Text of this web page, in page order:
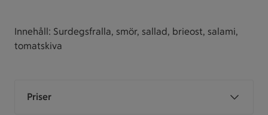
Innehåll: Surdegsfralla, smör, sallad, brieost, salami,
tomatskiva
Priser